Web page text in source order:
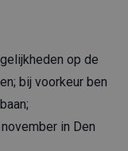
op de
bij voorkeur ben
in Den